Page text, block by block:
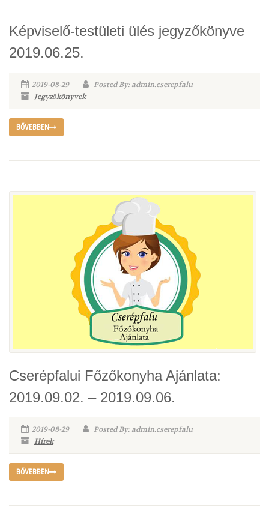
Képviselő-testületi ülés jegyzőkönyve
2019.06.25.
2019-08-29
Posted By: admin.cserepfalu
Jegyzőkönyvek
BŐVEBBEN
Cserépfalui Főzőkonyha Ajánlata:
2019.09.02. – 2019.09.06.
2019-08-29
Posted By: admin.cserepfalu
Hírek
BŐVEBBEN